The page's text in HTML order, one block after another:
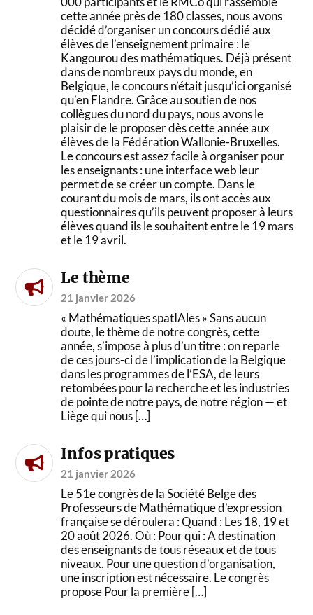
cette année près de 180 classes, nous avons
décidé d’organiser un concours dédié aux
élèves de l’enseignement primaire : le
Kangourou des mathématiques. Déjà présent
dans de nombreux pays du monde, en
Belgique, le concours n’était jusqu’ici organisé
qu’en Flandre. Grâce au soutien de nos
collègues du nord du pays, nous avons le
plaisir de le proposer dès cette année aux
élèves de la Fédération Wallonie-Bruxelles.
Le concours est assez facile à organiser pour
les enseignants : une interface web leur
permet de se créer un compte. Dans le
courant du mois de mars, ils ont accès aux
questionnaires qu’ils peuvent proposer à leurs
élèves quand ils le souhaitent entre le 19 mars
et le 19 avril.
Le thème
21 janvier 2026
« Mathématiques spatIAles » Sans aucun
doute, le thème de notre congrès, cette
année, s’impose à plus d’un titre : on reparle
de ces jours-ci de l’implication de la Belgique
dans les programmes de l’ESA, de leurs
retombées pour la recherche et les industries
de pointe de notre pays, de notre région — et
Liège qui nous […]
Infos pratiques
21 janvier 2026
Le 51e congrès de la Société Belge des
Professeurs de Mathématique d’expression
française se déroulera : Quand : Les 18, 19 et
20 août 2026. Où : Pour qui : A destination
des enseignants de tous réseaux et de tous
niveaux. Pour une question d’organisation,
une inscription est nécessaire. Le congrès
propose Pour la première […]